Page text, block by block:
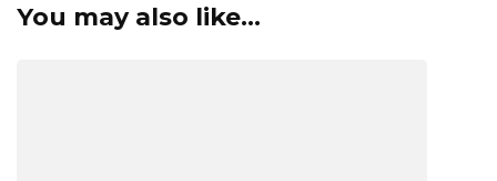
You may also like...